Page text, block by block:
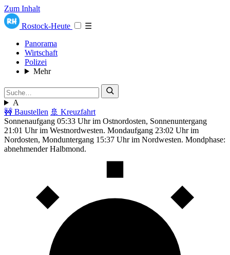
Zum Inhalt
Rostock-Heute
☰
Panorama
Wirtschaft
Polizei
Mehr
A
🚧 Baustellen 🚢 Kreuzfahrt
Sonnenaufgang 05:33 Uhr im Ostnordosten, Sonnenuntergang
21:01 Uhr im Westnordwesten. Mondaufgang 23:02 Uhr im
Nordosten, Monduntergang 15:37 Uhr im Nordwesten. Mondphase:
abnehmender Halbmond.